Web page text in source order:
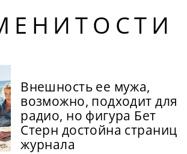
Внешность ее мужа,
возможно, подходит для
радио, но фигура Бет
Стерн достойна страниц
журнала